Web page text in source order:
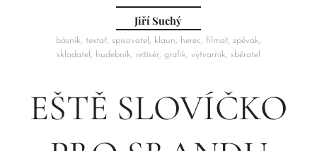
Jiří Suchý
básník, textař, spisovatel, klaun, herec, filmař, zpěvák,
skladatel, hudebník, režisér, grafik, výtvarník, sběratel
EŠTĚ SLOVÍČKO